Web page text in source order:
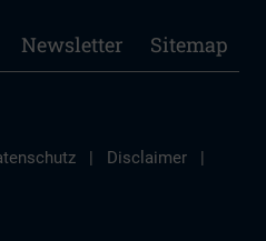
Newsletter Sitemap
| Disclaimer
|